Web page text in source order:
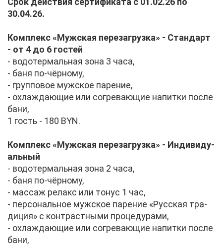
30.04.26.
Ком­плекс «Муж­ская пе­ре­за­груз­ка» - Стан­дарт
- от 4 до 6 го­стей
- во­до­тер­маль­ная зо­на 3 ча­са,
- ба­ня по-чёр­но­му,
- груп­по­вое муж­ское па­ре­ние,
- охла­жда­ю­щие или со­гре­ва­ю­щие на­пит­ки по­сле
ба­ни,
1 гость - 180 BYN.
Ком­плекс «Муж­ская пе­ре­за­груз­ка» - Ин­ди­ви­ду­
аль­ный
- во­до­тер­маль­ная зо­на 2 ча­са,
- ба­ня по-чёр­но­му,
- мас­саж ре­лакс или то­нус 1 час,
- пер­со­наль­ное муж­ское па­ре­ние «Рус­ская тра­
ди­ция» с кон­траст­ны­ми про­це­ду­ра­ми,
- охла­жда­ю­щие или со­гре­ва­ю­щие на­пит­ки по­сле
ба­ни,